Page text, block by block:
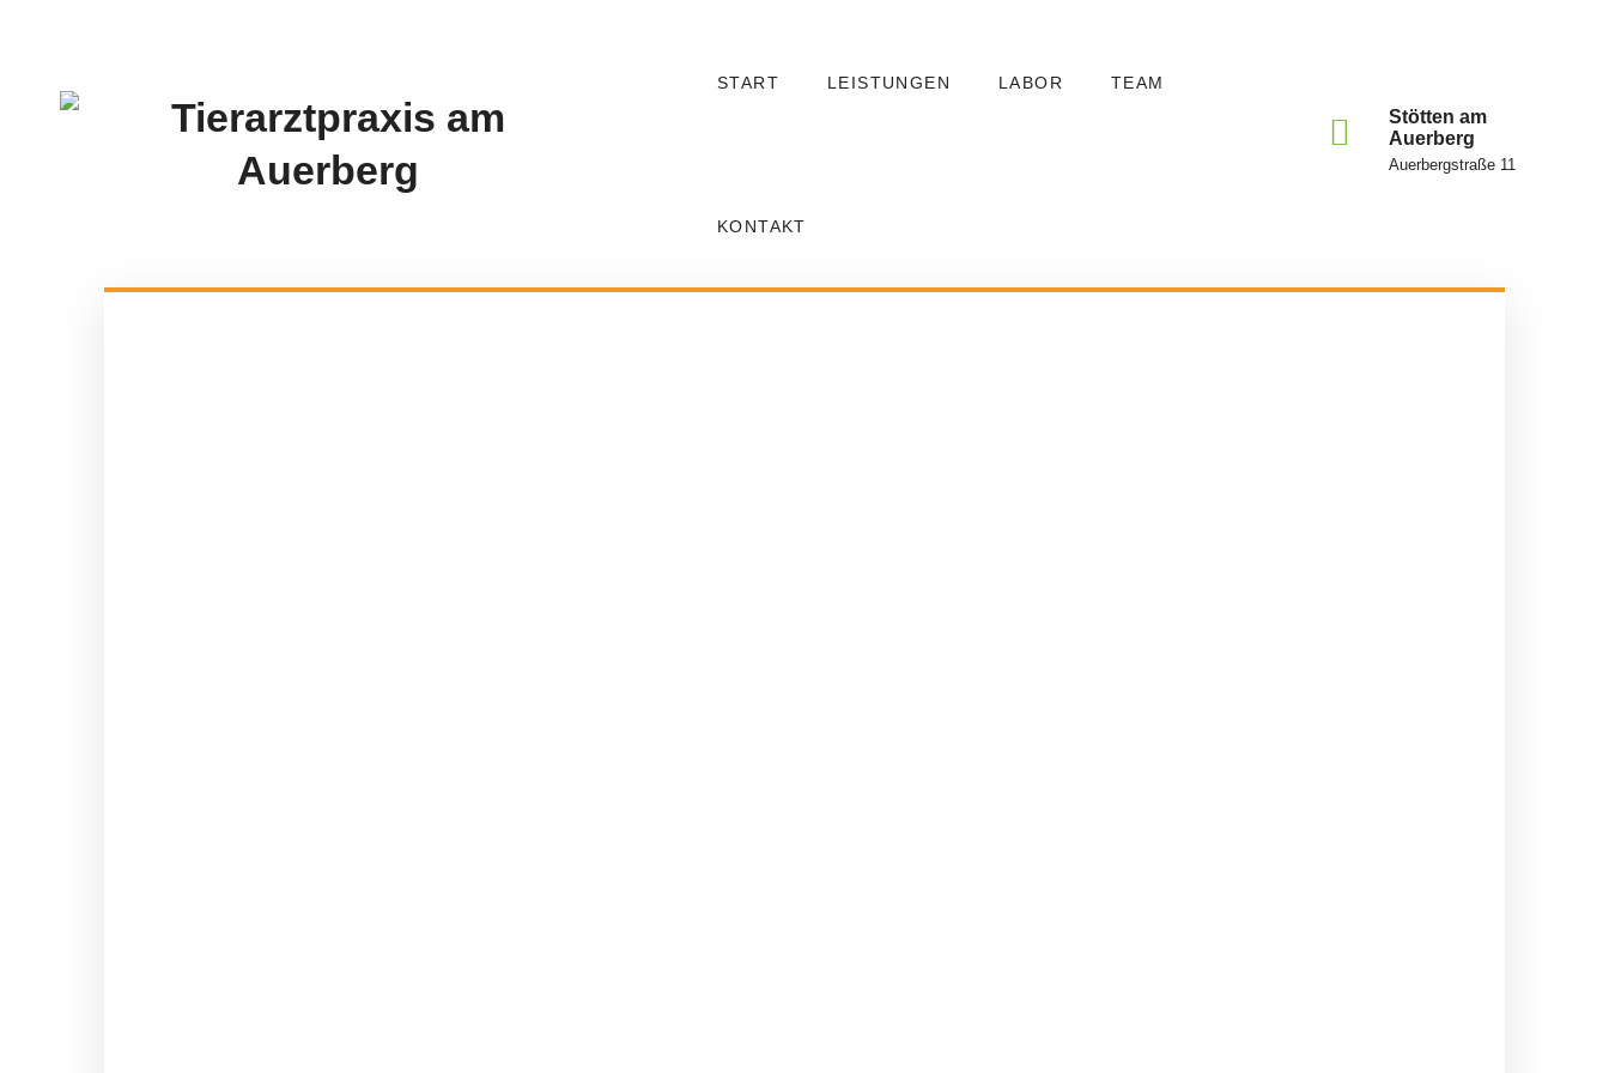
START LEISTUNGEN LABOR TEAM
KONTAKT
Stötten am
Auerberg
Auerbergstraße 11